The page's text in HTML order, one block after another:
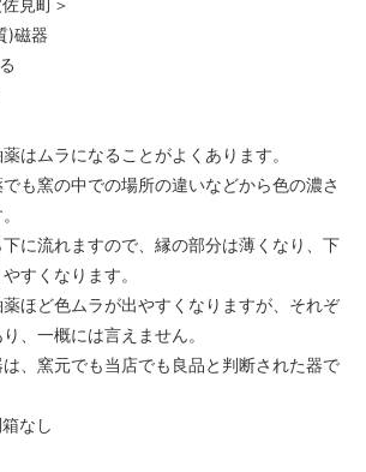
見町＞
)磁器
ムラになることがよくあります。
窯の中での場所の違いなどから色の濃さ
流れますので、縁の部分は薄くなり、下
すくなります。
ど色ムラが出やすくなりますが、それぞ
、一概には言えません。
窯元でも当店でも良品と判断された器で
なし